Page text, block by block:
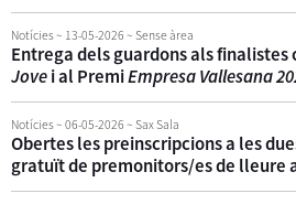
Notícies~ 13-05-2026 ~ Sense àrea
Entrega dels guardons als finalistes
Jovei al PremiEmpresa Vallesana
Notícies~ 06-05-2026 ~ Sax Sala
Obertes les preinscripcions a les
gratuït de premonitors/es de lleure